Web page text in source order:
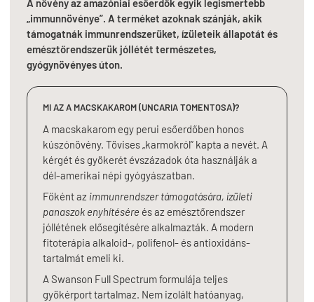
A növény az amazóniai esőerdők egyik legismertebb
„immunnövénye”. A terméket azoknak szánják, akik
támogatnák immunrendszerüket, ízületeik állapotát és
emésztőrendszerük jóllétét természetes,
gyógynövényes úton.
MI AZ A MACSKAKAROM (UNCARIA TOMENTOSA)?
A macskakarom egy perui esőerdőben honos
kúszónövény. Tövises „karmokról” kapta a nevét. A
kérgét és gyökerét évszázadok óta használják a
dél-amerikai népi gyógyászatban.
Főként az immunrendszer támogatására, ízületi
panaszok enyhítésére és az emésztőrendszer
jóllétének elősegítésére alkalmazták. A modern
fitoterápia alkaloid-, polifenol- és antioxidáns-
tartalmát emeli ki.
A Swanson Full Spectrum formulája teljes
gyökérport tartalmaz. Nem izolált hatóanyag,